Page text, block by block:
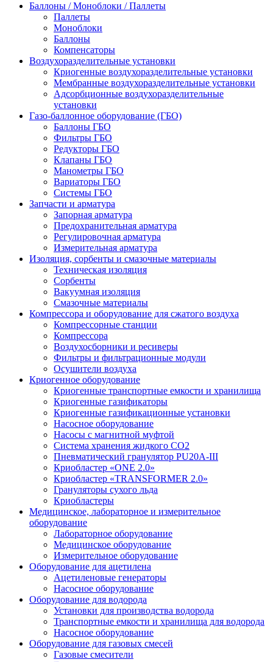
Баллоны / Моноблоки / Паллеты
Паллеты
Моноблоки
Баллоны
Компенсаторы
Воздухоразделительные установки
Криогенные воздухоразделительные установки
Мембранные воздухоразделительные установки
Адсорбционные воздухоразделительные
установки
Газо-баллонное оборудование (ГБО)
Баллоны ГБО
Фильтры ГБО
Редукторы ГБО
Клапаны ГБО
Манометры ГБО
Вариаторы ГБО
Системы ГБО
Запчасти и арматура
Запорная арматура
Предохранительная арматура
Регулировочная арматура
Измерительная арматура
Изоляция, сорбенты и смазочные материалы
Техническая изоляция
Сорбенты
Вакуумная изоляция
Смазочные материалы
Компрессора и оборудование для сжатого воздуха
Компрессорные станции
Компрессора
Воздухосборники и ресиверы
Фильтры и фильтрационные модули
Осушители воздуха
Криогенное оборудование
Криогенные транспортные емкости и хранилища
Криогенные газификаторы
Криогенные газификационные установки
Насосное оборудование
Насосы с магнитной муфтой
Система хранения жидкого CO2
Пневматический гранулятор PU20A-III
Криобластер «ONE 2.0»
Криобластер «TRANSFORMER 2.0»
Грануляторы сухого льда
Криобластеры
Медицинское, лабораторное и измерительное
оборудование
Лабораторное оборудование
Медицинское оборудование
Измерительное оборудование
Оборудование для ацетилена
Ацетиленовые генераторы
Насосное оборудование
Оборудование для водорода
Установки для производства водорода
Транспортные емкости и хранилища для водорода
Насосное оборудование
Оборудование для газовых смесей
Газовые смесители